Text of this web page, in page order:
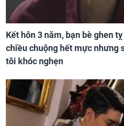
Kết hôn 3 năm, bạn bè ghen
chiều chuộng hết mực nhưng
tôi khóc nghẹn